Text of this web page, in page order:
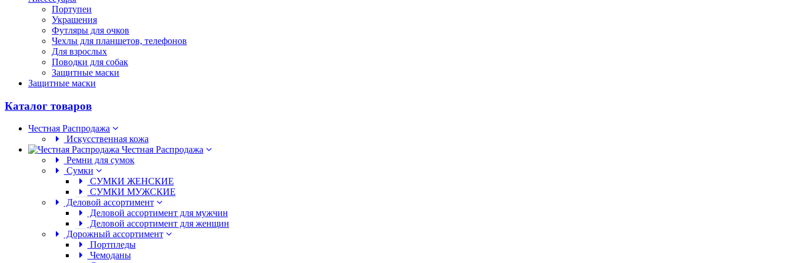
Портупеи
Украшения
Футляры для очков
Чехлы для планшетов, телефонов
Для взрослых
Поводки для собак
Защитные маски
Защитные маски
Каталог товаров
Честная Распродажа
Искусственная кожа
Честная Распродажа
Ремни для сумок
Сумки
СУМКИ ЖЕНСКИЕ
СУМКИ МУЖСКИЕ
Деловой ассортимент
Деловой ассортимент для мужчин
Деловой ассортимент для женщин
Дорожный ассортимент
Портпледы
Чемоданы